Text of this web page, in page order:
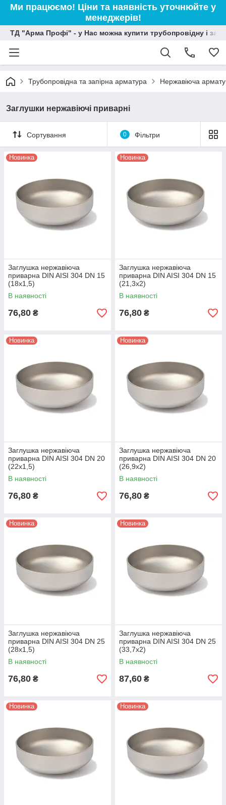
Ми працюємо! Ціни та наявність уточнюйте у
менеджерів!
ТД "Арма Профі" - у Нас можна купити трубопровідну і
Трубопровідна та запірна арматура Нержавіюча
Заглушки нержавіючі приварні
Сортування 0 Фільтри
Новинка
Заглушка нержавіюча
приварна DIN AISI 304 DN 15
(18x1,5)
В наявності
76,80 ₴
Новинка
Заглушка нержавіюча
приварна DIN AISI 304 DN 15
(21,3x2)
В наявності
76,80 ₴
Новинка
Заглушка нержавіюча
приварна DIN AISI 304 DN 20
(22x1,5)
В наявності
76,80 ₴
Новинка
Заглушка нержавіюча
приварна DIN AISI 304 DN 20
(26,9x2)
В наявності
76,80 ₴
Новинка
Заглушка нержавіюча
приварна DIN AISI 304 DN 25
(28x1,5)
В наявності
76,80 ₴
Новинка
Заглушка нержавіюча
приварна DIN AISI 304 DN 25
(33,7x2)
В наявності
87,60 ₴
Новинка Новинка